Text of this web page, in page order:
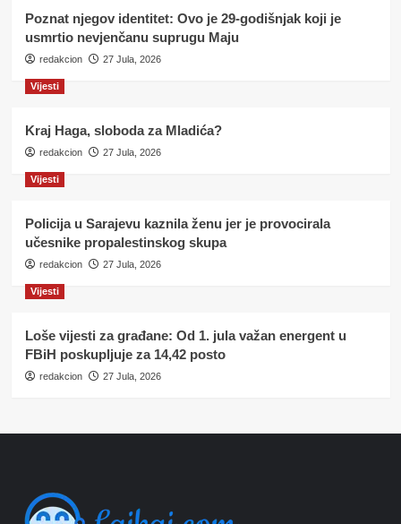
Poznat njegov identitet: Ovo je 29-godišnjak koji je
usmrtio nevjenčanu suprugu Maju
redakcion 27 Jula, 2026
Vijesti
Kraj Haga, sloboda za Mladića?
redakcion 27 Jula, 2026
Vijesti
Policija u Sarajevu kaznila ženu jer je provocirala
učesnike propalestinskog skupa
redakcion 27 Jula, 2026
Vijesti
Loše vijesti za građane: Od 1. jula važan energent u
FBiH poskupljuje za 14,42 posto
redakcion 27 Jula, 2026